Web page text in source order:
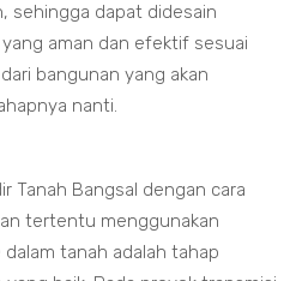
sehingga dapat didesain
aman dan efektif sesuai
bangunan yang akan
nanti.
Tanah Bangsal dengan cara
tertentu menggunakan
tanah adalah tahap